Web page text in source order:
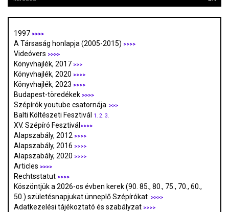
1997 >>>>
A Társaság honlapja (2005-2015) >>>>
Videóvers >>>>
Könyvhajlék, 2017 >>>
Könyvhajlék, 2020 >>>>
Könyvhajlék, 2023 >>>>
Budapest-töredékek >>>>
Szépírók youtube csatornája >>>
Balti Költészeti Fesztivál 1. 2. 3.
XV. Szépíró Fesztivál >>>>
Alapszabály, 2012 >>>>
Alapszabály, 2016 >>>>
Alapszabály, 2020 >>>>
Articles >>>>
Rechtsstatut >>>>
Köszöntjük a 2026-os évben kerek (90. 85., 80., 75., 70., 60.,
50.) születésnapjukat ünneplő Szépírókat
>>>>
Adatkezelési tájékoztató és szabályzat >>>>